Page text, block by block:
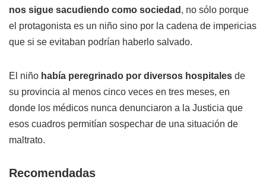
nos sigue sacudiendo como sociedad , no sólo porque
el protagonista es un niño sino por la cadena de impericias
que si se evitaban podrían haberlo salvado.
El niño había peregrinado por diversos hospitales de
su provincia al menos cinco veces en tres meses, en
donde los médicos nunca denunciaron a la Justicia que
esos cuadros permitían sospechar de una situación de
maltrato.
Recomendadas